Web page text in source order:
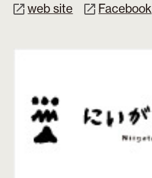
web site
Facebook